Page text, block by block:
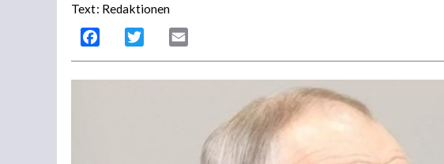
Text: Redaktionen
Facebook Twitter